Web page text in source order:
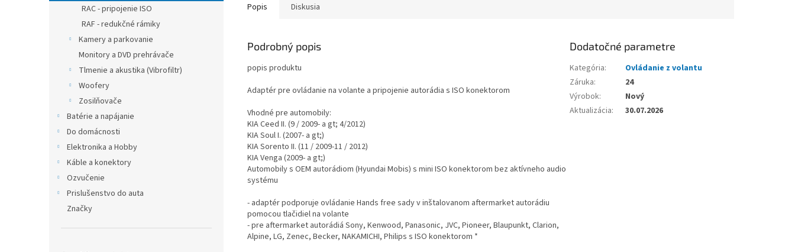
RAC - pripojenie ISO
RAF - redukčné rámiky
Kamery a parkovanie
Monitory a DVD prehrávače
Tlmenie a akustika (Vibrofiltr)
Woofery
Zosilňovače
Batérie a napájanie
Do domácnosti
Elektronika a Hobby
Káble a konektory
Ozvučenie
Prislušenstvo do auta
Značky
Popis Diskusia
Podrobný popis
popis produktu
Adaptér pre ovládanie na volante a pripojenie autorádia s ISO konektorom
Vhodné pre automobily:
KIA Ceed II. (9 / 2009- a gt; 4/2012)
KIA Soul I. (2007- a gt;)
KIA Sorento II. (11 / 2009-11 / 2012)
KIA Venga (2009- a gt;)
Automobily s OEM autorádiom (Hyundai Mobis) s mini ISO konektorom bez aktívneho audio
systému
- adaptér podporuje ovládanie Hands free sady v inštalovanom aftermarket autorádiu
pomocou tlačidiel na volante
- pre aftermarket autorádiá Sony, Kenwood, Panasonic, JVC, Pioneer, Blaupunkt, Clarion,
Alpine, LG, Zenec, Becker, NAKAMICHI, Philips s ISO konektorom *
Dodatočné parametre
Kategória:
Ovládanie z volantu
Záruka:
24
Výrobok:
Nový
Aktualizácia: 30.07.2026